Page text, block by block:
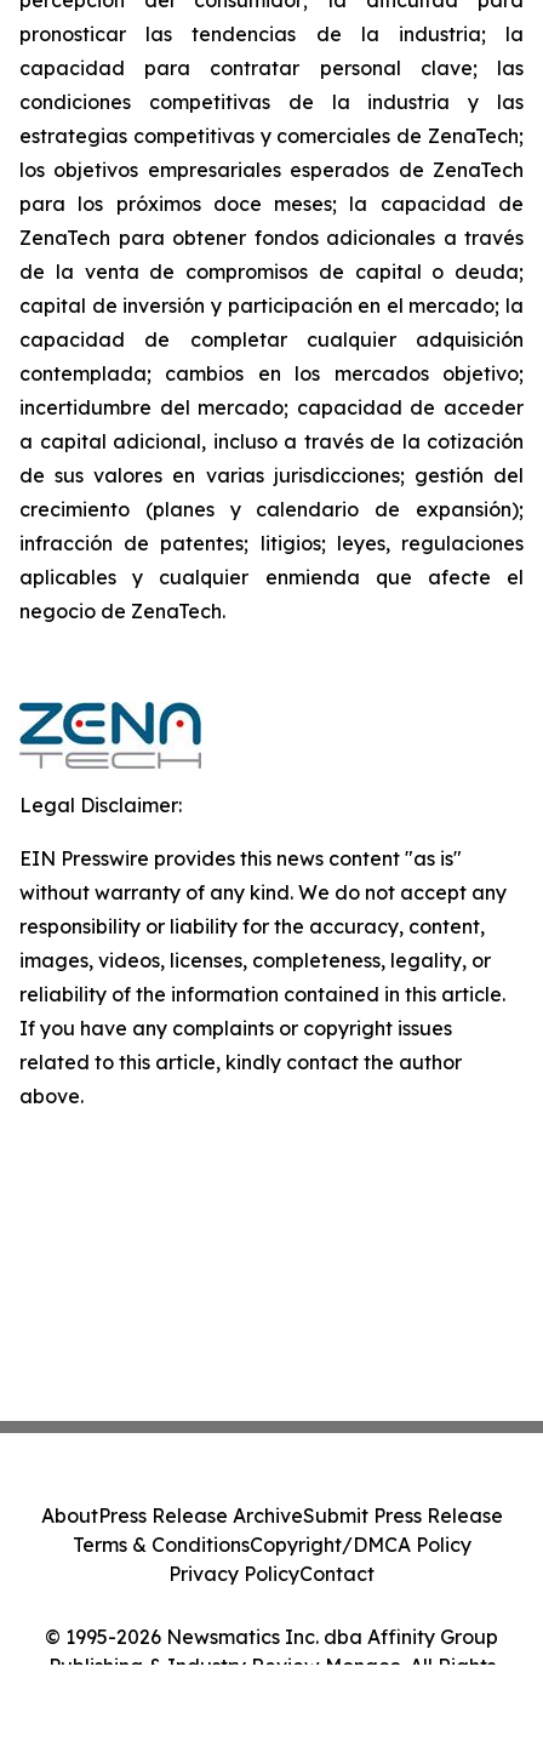
pronosticar las tendencias de la industria; la
capacidad para contratar personal clave; las
condiciones competitivas de la industria y las
estrategias competitivas y comerciales de ZenaTech;
los objetivos empresariales esperados de ZenaTech
para los próximos doce meses; la capacidad de
ZenaTech para obtener fondos adicionales a través
de la venta de compromisos de capital o deuda;
capital de inversión y participación en el mercado; la
capacidad de completar cualquier adquisición
contemplada; cambios en los mercados objetivo;
incertidumbre del mercado; capacidad de acceder
a capital adicional, incluso a través de la cotización
de sus valores en varias jurisdicciones; gestión del
crecimiento (planes y calendario de expansión);
infracción de patentes; litigios; leyes, regulaciones
aplicables y cualquier enmienda que afecte el
negocio de ZenaTech.
Legal Disclaimer:
EIN Presswire provides this news content "as is"
without warranty of any kind. We do not accept any
responsibility or liability for the accuracy, content,
images, videos, licenses, completeness, legality, or
reliability of the information contained in this article.
If you have any complaints or copyright issues
related to this article, kindly contact the author
above.
© 1995-2026 Newsmatics Inc. dba Affinity Group
Publishing & Industry Review Monaco. All Rights
AboutPress Release ArchiveSubmit Press Release
Terms & ConditionsCopyright/DMCA Policy
Privacy PolicyContact